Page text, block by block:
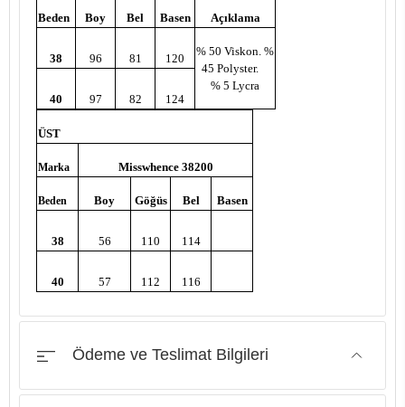
Beden Boy Bel Basen Açıklama
38 96 81 120
% 50 Viskon. %
45 Polyster.
% 5 Lycra
40
97 82 124
ÜST
Marka Misswhence 38200
Beden Boy Göğüs Bel Basen
38 56 110 114
40 57 112 116
Ödeme ve Teslimat Bilgileri